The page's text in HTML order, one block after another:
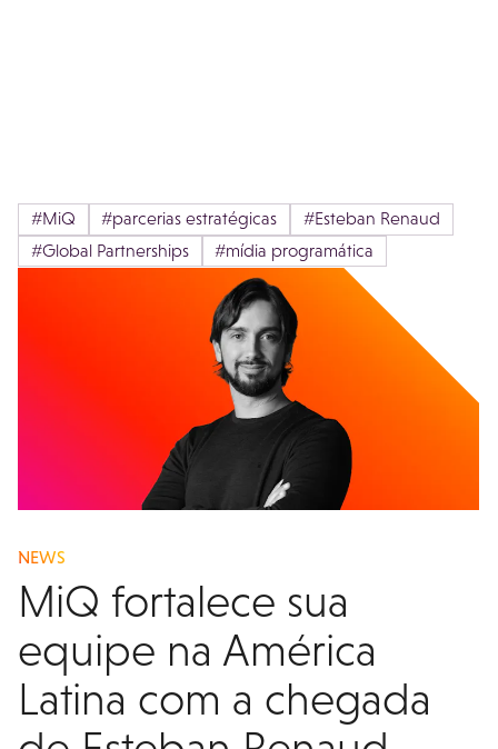
NEWS
MiQ fortalece sua
equipe na América
Latina com a chegada
#MiQ #parcerias estratégicas
#Esteban Renaud
#Global Partnerships
#mídia programática